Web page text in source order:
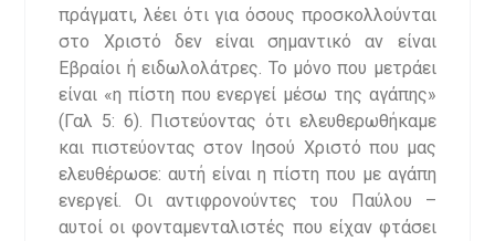
πράγματι, λέει ότι για όσους προσκολλούνται
στο Χριστό δεν είναι σημαντικό αν είναι
Εβραίοι ή ειδωλολάτρες. Το μόνο που μετράει
είναι «η πίστη που ενεργεί μέσω της αγάπης»
(Γαλ 5: 6). Πιστεύοντας ότι ελευθερωθήκαμε
και πιστεύοντας στον Ιησού Χριστό που μας
ελευθέρωσε: αυτή είναι η πίστη που με αγάπη
ενεργεί. Οι αντιφρονούντες του Παύλου –
αυτοί οι φονταμενταλιστές που είχαν φτάσει